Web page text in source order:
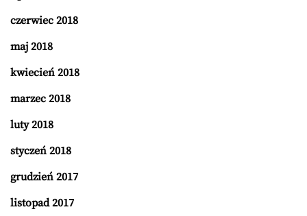
czerwiec 2018
maj 2018
kwiecień 2018
marzec 2018
luty 2018
styczeń 2018
grudzień 2017
listopad 2017